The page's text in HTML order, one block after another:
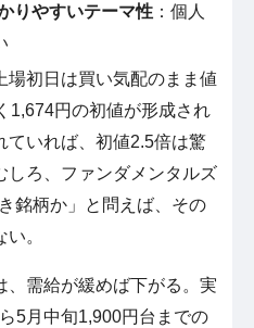
りやすいテーマ性 ：個人
場初日は買い気配のまま値
1,674円の初値が形成され
ていれば、初値2.5倍は驚
しろ、ファンダメンタルズ
銘柄か」と問えば、その
。
、需給が緩めば下がる。実
5月中旬1,900円台までの